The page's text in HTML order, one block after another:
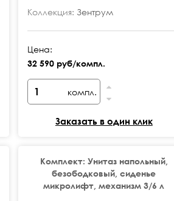
Коллекция: Зентрум
Цена:
32 590 руб/компл.
компл.
Заказать в один клик
Комплект: Унитаз напольный,
безободковый, сиденье
микролифт, механизм 3/6 л